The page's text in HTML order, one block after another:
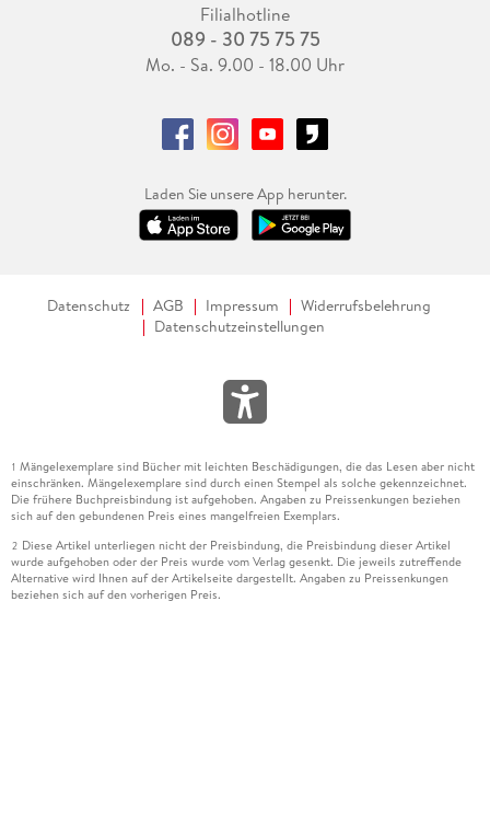
Filialhotline
089 - 30 75 75 75
Mo. - Sa. 9.00 - 18.00 Uhr
Laden Sie unsere App herunter.
Datenschutz AGB Impressum
Widerrufsbelehrung
Datenschutzeinstellungen
1 Mängelexemplare sind Bücher mit leichten Beschädigungen, die das Lesen aber nicht
einschränken. Mängelexemplare sind durch einen Stempel als solche gekennzeichnet.
Die frühere Buchpreisbindung ist aufgehoben. Angaben zu Preissenkungen beziehen
sich auf den gebundenen Preis eines mangelfreien Exemplars.
2 Diese Artikel unterliegen nicht der Preisbindung, die Preisbindung dieser Artikel
wurde aufgehoben oder der Preis wurde vom Verlag gesenkt. Die jeweils zutreffende
Alternative wird Ihnen auf der Artikelseite dargestellt. Angaben zu Preissenkungen
beziehen sich auf den vorherigen Preis.